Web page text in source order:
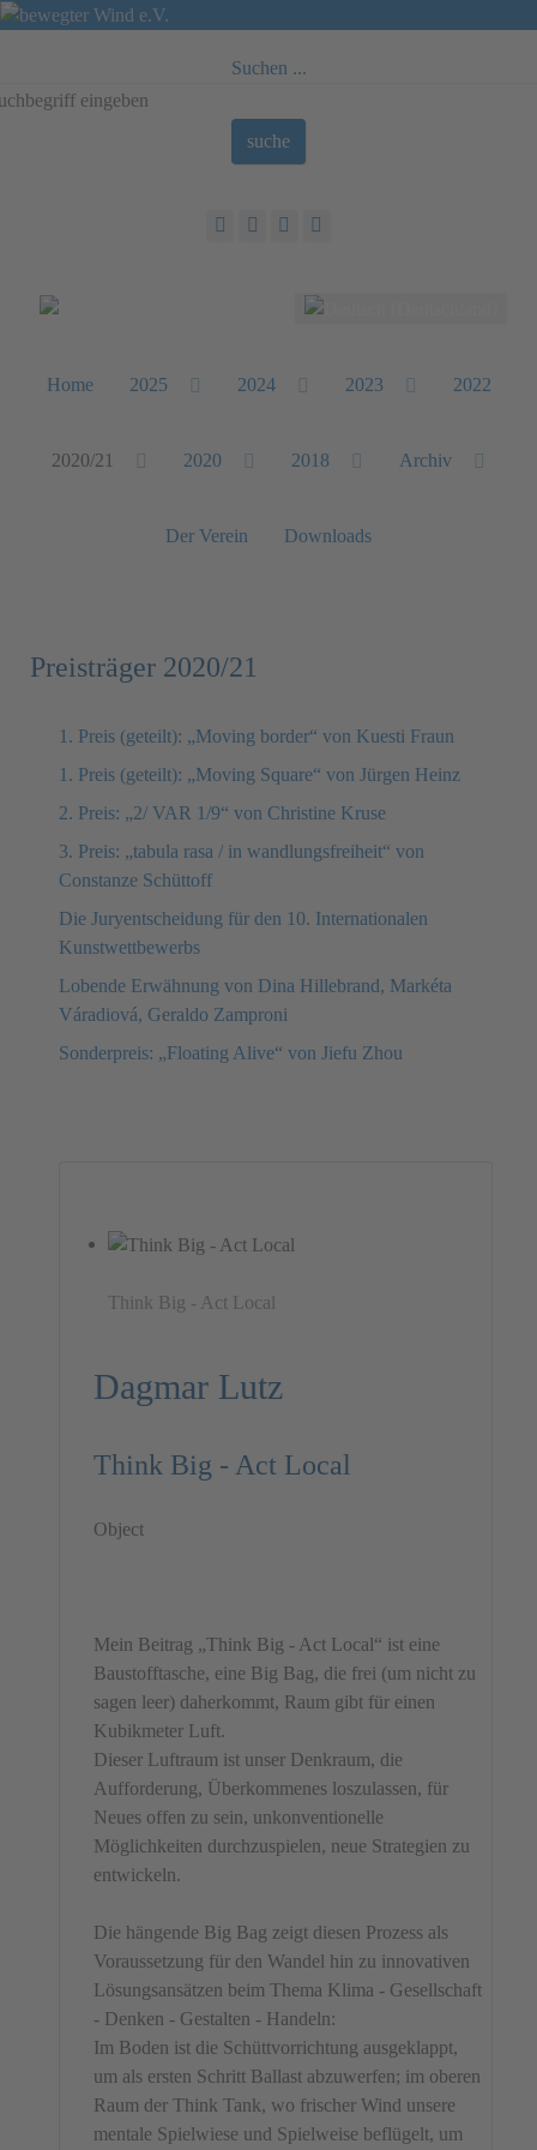
Suchen ...
suche
Sprache auswählen
Home 2025 2024 2023 2022
2020/21 2020 2018 Archiv
Der Verein Downloads
Preisträger 2020/21
1. Preis (geteilt): „Moving border“ von Kuesti Fraun
1. Preis (geteilt): „Moving Square“ von Jürgen Heinz
2. Preis: „2/ VAR 1/9“ von Christine Kruse
3. Preis: „tabula rasa / in wandlungsfreiheit“ von
Constanze Schüttoff
Die Juryentscheidung für den 10. Internationalen
Kunstwettbewerbs
Lobende Erwähnung von Dina Hillebrand, Markéta
Váradiová, Geraldo Zamproni
Sonderpreis: „Floating Alive“ von Jiefu Zhou
Think Big - Act Local
Dagmar Lutz
Think Big - Act Local
Object
Mein Beitrag „Think Big - Act Local“ ist eine
Baustofftasche, eine Big Bag, die frei (um nicht zu
sagen leer) daherkommt, Raum gibt für einen
Kubikmeter Luft.
Dieser Luftraum ist unser Denkraum, die
Aufforderung, Überkommenes loszulassen, für
Neues offen zu sein, unkonventionelle
Möglichkeiten durchzuspielen, neue Strategien zu
entwickeln.
Die hängende Big Bag zeigt diesen Prozess als
Voraussetzung für den Wandel hin zu innovativen
Lösungsansätzen beim Thema Klima - Gesellschaft
- Denken - Gestalten - Handeln:
Im Boden ist die Schüttvorrichtung ausgeklappt,
um als ersten Schritt Ballast abzuwerfen; im oberen
Raum der Think Tank, wo frischer Wind unsere
mentale Spielwiese und Spielweise beflügelt, um